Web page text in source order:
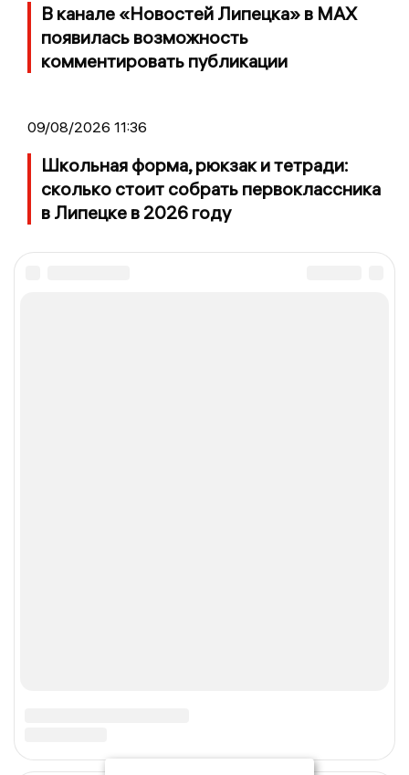
В канале «Новостей Липецка» в MAX
появилась возможность
комментировать публикации
09/08/2026 11:36
Школьная форма, рюкзак и тетради:
сколько стоит собрать первоклассника
в Липецке в 2026 году